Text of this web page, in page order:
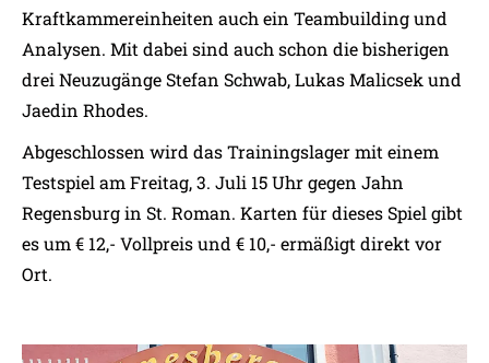
Kraftkammereinheiten auch ein Teambuilding und
Analysen. Mit dabei sind auch schon die bisherigen
drei Neuzugänge Stefan Schwab, Lukas Malicsek und
Jaedin Rhodes.
Abgeschlossen wird das Trainingslager mit einem
Testspiel am Freitag, 3. Juli 15 Uhr gegen Jahn
Regensburg in St. Roman. Karten für dieses Spiel gibt
es um € 12,- Vollpreis und € 10,- ermäßigt direkt vor
Ort.